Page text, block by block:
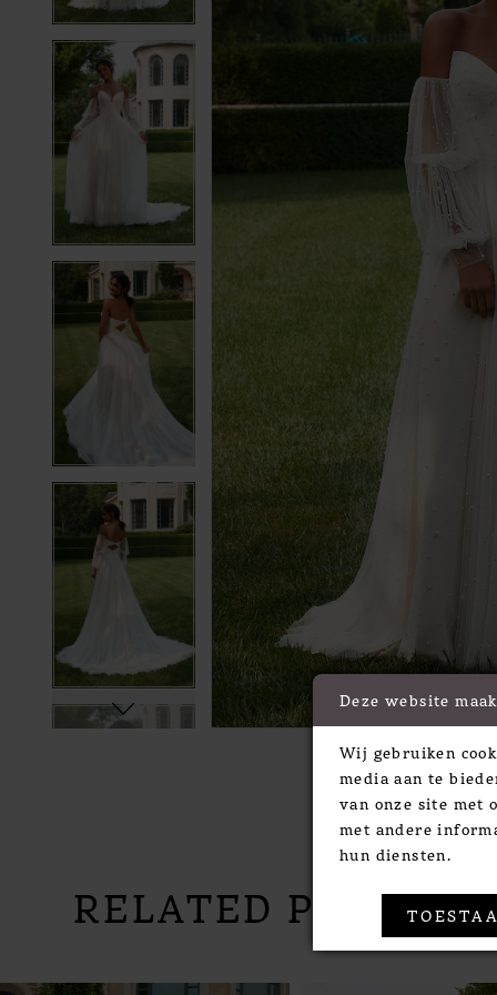
4
5
6
RELATED
AUTOPLAY
SLIDE
SLIDE
Deze website
Wij gebruiken
media aan te
van onze site met
met andere
hun diensten.